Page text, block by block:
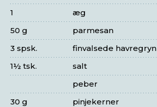
æg
1
parmesan
50 g
finvalsede havregryn
3 spsk.
salt
1½ tsk.
peber
pinjekerner
30 g